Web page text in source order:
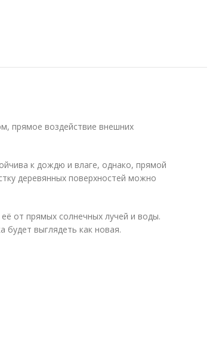
прямое воздействие внешних
к дождю и влаге, однако, прямой
деревянных поверхностей можно
от прямых солнечных лучей и воды.
выглядеть как новая.